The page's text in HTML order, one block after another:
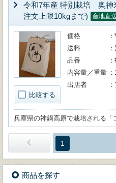
令和7年産 特別栽培 奥神
注文上限10kgまで)
産地直送
比較する
価格
送料
品番
内容量／重量
出店者
兵庫県の神鍋高原で栽培される「
1
商品を探す